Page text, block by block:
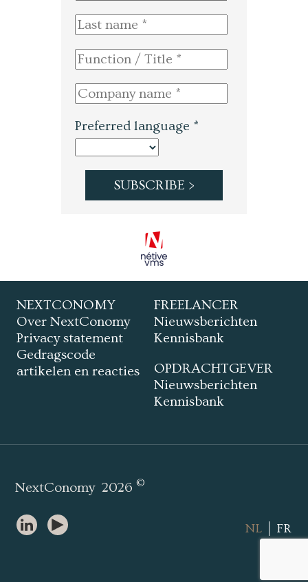
Preferred language *
NEXTCONOMY
Over NextConomy
Privacy statement
Gedragscode
artikelen en reacties
FREELANCER
Nieuwsberichten
Kennisbank
OPDRACHTGEVER
Nieuwsberichten
Kennisbank
NextConomy 2026©
NL FR